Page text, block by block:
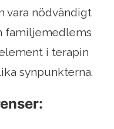
vara nödvändigt
familjemedlems
i terapin
synpunkterna.